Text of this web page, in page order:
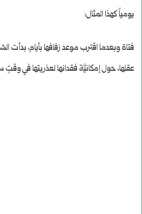
يومياً كهذا المثال:
فتاة وبعدما اقترب موعد زفافها بأيام، بدأت
عقلها، حول إمكانيَّة فقدانها لعذريتها في وقتٍ